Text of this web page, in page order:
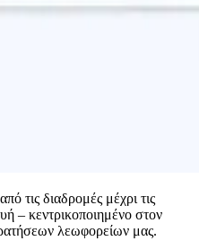
τις διαδρομές μέχρι τις
– κεντρικοποιημένο στον
λεωφορείων μας.